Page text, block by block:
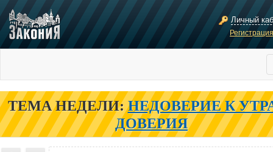
Личный
ТЕМА НЕДЕЛИ: НЕДОВЕРИЕ К
ДОВЕРИЯ